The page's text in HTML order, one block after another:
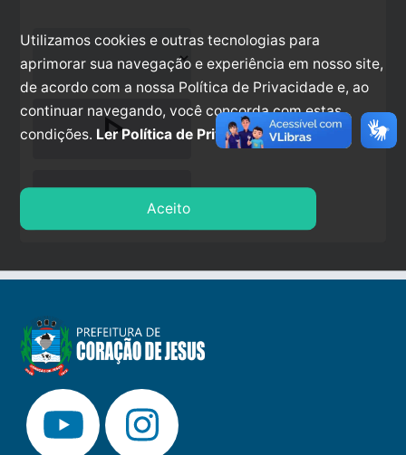
play_arrow
stop
Utilizamos cookies e outras tecnologias para
aprimorar sua navegação e experiência em nosso site,
de acordo com a nossa Política de Privacidade e, ao
continuar navegando, você concorda com estas
condições. Ler Política de Privacidade.
Aceito